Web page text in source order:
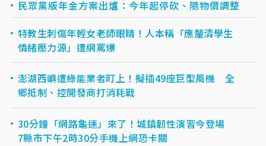
民眾黨版年金方案出爐：今年起停砍、隨物價調整
特教生刺傷年輕女老師眼睛！人本稱「應釐清學生
情緒壓力源」遭網罵爆
澎湖西嶼遭綠能業者盯上！擬插49座巨型風機 全
鄉抵制、控開發商打消耗戰
30分鐘「網路龜速」來了！城鎮韌性演習今登場
7縣市下午2時30分手機上網恐卡關